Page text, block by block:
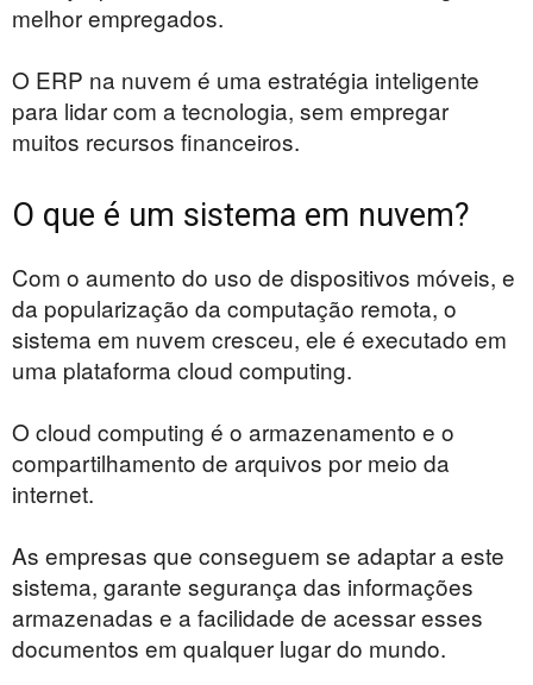
melhor empregados.
O ERP na nuvem é uma estratégia inteligente
para lidar com a tecnologia, sem empregar
muitos recursos financeiros.
O que é um sistema em nuvem?
Com o aumento do uso de dispositivos móveis, e
da popularização da computação remota, o
sistema em nuvem cresceu, ele é executado em
uma plataforma cloud computing.
O cloud computing é o armazenamento e o
compartilhamento de arquivos por meio da
internet.
As empresas que conseguem se adaptar a este
sistema, garante segurança das informações
armazenadas e a facilidade de acessar esses
documentos em qualquer lugar do mundo.